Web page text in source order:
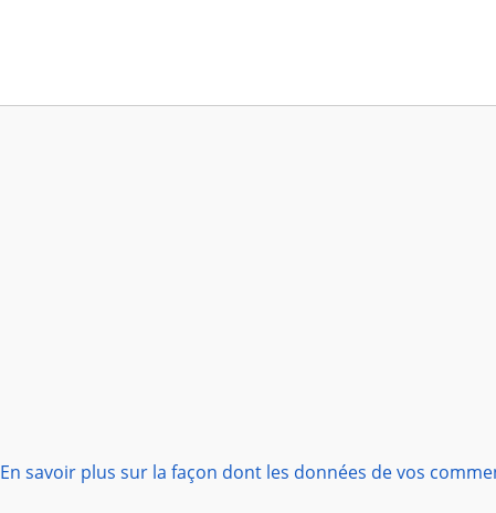
En savoir plus sur la façon dont les données de vos